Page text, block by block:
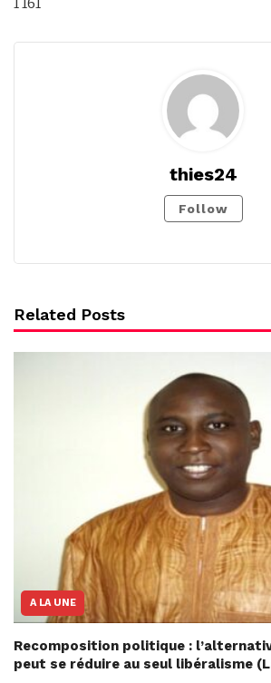
thies24
Follow
Related Posts
A LA UNE
Recomposition politique :
peut se réduire au seul libéralisme